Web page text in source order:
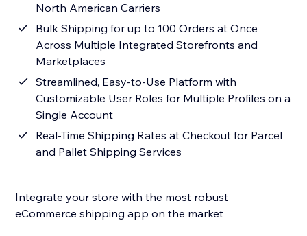
North American Carriers
Bulk Shipping for up to 100 Orders at Once
Across Multiple Integrated Storefronts and
Marketplaces
Streamlined, Easy-to-Use Platform with
Customizable User Roles for Multiple Profiles on a
Single Account
Real-Time Shipping Rates at Checkout for Parcel
and Pallet Shipping Services
Integrate your store with the most robust
eCommerce shipping app on the market